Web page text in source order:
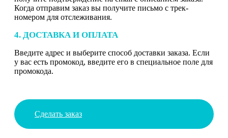
Когда отправим заказ вы получите письмо с трек-
номером для отслеживания.
4. ДОСТАВКА И ОПЛАТА
Введите адрес и выберите способ доставки заказа. Если
у вас есть промокод, введите его в специальное поле для
промокода.
Сделать заказ